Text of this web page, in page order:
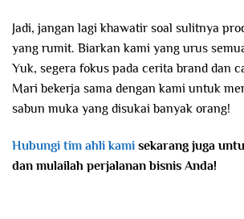
Jadi, jangan lagi khawatir soal sulitnya
yang rumit. Biarkan kami yang urus
Yuk, segera fokus pada cerita brand dan
Mari bekerja sama dengan kami untuk
sabun muka yang disukai banyak orang!
Hubungi tim ahli kami sekarang juga
dan mulailah perjalanan bisnis Anda!